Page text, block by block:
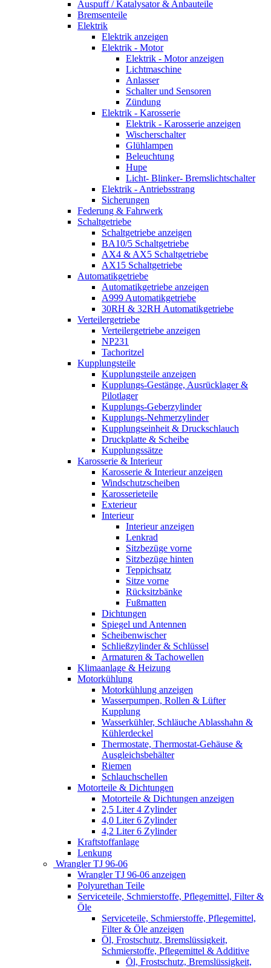
Auspuff / Katalysator & Anbauteile
Bremsenteile
Elektrik
Elektrik anzeigen
Elektrik - Motor
Elektrik - Motor anzeigen
Lichtmaschine
Anlasser
Schalter und Sensoren
Zündung
Elektrik - Karosserie
Elektrik - Karosserie anzeigen
Wischerschalter
Glühlampen
Beleuchtung
Hupe
Licht- Blinker- Bremslichtschalter
Elektrik - Antriebsstrang
Sicherungen
Federung & Fahrwerk
Schaltgetriebe
Schaltgetriebe anzeigen
BA10/5 Schaltgetriebe
AX4 & AX5 Schaltgetriebe
AX15 Schaltgetriebe
Automatikgetriebe
Automatikgetriebe anzeigen
A999 Automatikgetriebe
30RH & 32RH Automatikgetriebe
Verteilergetriebe
Verteilergetriebe anzeigen
NP231
Tachoritzel
Kupplungsteile
Kupplungsteile anzeigen
Kupplungs-Gestänge, Ausrücklager &
Pilotlager
Kupplungs-Geberzylinder
Kupplungs-Nehmerzylinder
Kupplungseinheit & Druckschlauch
Druckplatte & Scheibe
Kupplungssätze
Karosserie & Interieur
Karosserie & Interieur anzeigen
Windschutzscheiben
Karosserieteile
Exterieur
Interieur
Interieur anzeigen
Lenkrad
Sitzbezüge vorne
Sitzbezüge hinten
Teppichsatz
Sitze vorne
Rücksitzbänke
Fußmatten
Dichtungen
Spiegel und Antennen
Scheibenwischer
Schließzylinder & Schlüssel
Armaturen & Tachowellen
Klimaanlage & Heizung
Motorkühlung
Motorkühlung anzeigen
Wasserpumpen, Rollen & Lüfter
Kupplung
Wasserkühler, Schläuche Ablasshahn &
Kühlerdeckel
Thermostate, Thermostat-Gehäuse &
Ausgleichsbehälter
Riemen
Schlauchschellen
Motorteile & Dichtungen
Motorteile & Dichtungen anzeigen
2,5 Liter 4 Zylinder
4,0 Liter 6 Zylinder
4,2 Liter 6 Zylinder
Kraftstoffanlage
Lenkung
Wrangler TJ 96-06
Wrangler TJ 96-06 anzeigen
Polyurethan Teile
Serviceteile, Schmierstoffe, Pflegemittel, Filter &
Öle
Serviceteile, Schmierstoffe, Pflegemittel,
Filter & Öle anzeigen
Öl, Frostschutz, Bremslüssigkeit,
Schmierstoffe, Pflegemittel & Additive
Öl, Frostschutz, Bremslüssigkeit,